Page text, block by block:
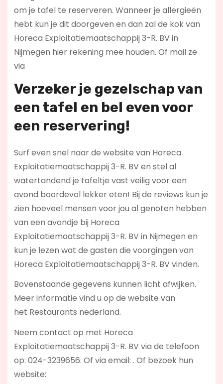
om je tafel te reserveren. Wanneer je allergieën
hebt kun je dit doorgeven en dan zal de kok van
Horeca Exploitatiemaatschappij 3-R. BV in
Nijmegen hier rekening mee houden. Of mail ze
via
Verzeker je gezelschap van
een tafel en bel even voor
een reservering!
Surf even snel naar de website van Horeca
Exploitatiemaatschappij 3-R. BV en stel al
watertandend je tafeltje vast veilig voor een
avond boordevol lekker eten! Bij de reviews kun je
zien hoeveel mensen voor jou al genoten hebben
van een avondje bij Horeca
Exploitatiemaatschappij 3-R. BV in Nijmegen en
kun je lezen wat de gasten die voorgingen van
Horeca Exploitatiemaatschappij 3-R. BV vinden.
Bovenstaande gegevens kunnen licht afwijken.
Meer informatie vind u op de website van
het Restaurants nederland.
Neem contact op met Horeca
Exploitatiemaatschappij 3-R. BV via de telefoon
op: 024-3239656. Of via email: . Of bezoek hun
website: